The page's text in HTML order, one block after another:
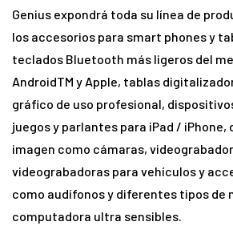
Genius expondrá toda su línea de
los accesorios para smart phones y
teclados Bluetooth más ligeros del
AndroidTM y Apple, tablas
gráfico de uso profesional,
juegos y parlantes para iPad / iPhone,
imagen como cámaras,
videograbadoras para vehículos y
como audífonos y diferentes tipos de
computadora ultra sensibles.